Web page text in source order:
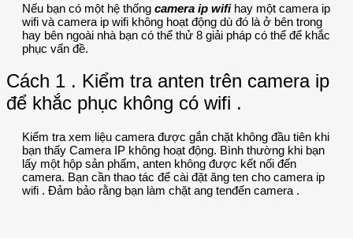
Nếu bạn có một hệ thống camera ip wifihay một camera ip
wifi và camera ip wifi không hoạt động dù đó là ở bên trong
hay bên ngoài nhà bạn có thể thử 8 giải pháp có thể để khắc
phục vấn đề.
Cách 1 . Kiểm tra anten trên camera ip
để khắc phục không có wifi .
Kiểm tra xem liệu camera được gắn chặt không đầu tiên khi
bạn thấy Camera IP không hoạt động. Bình thường khi bạn
lấy một hộp sản phẩm, anten không được kết nối đến
camera. Bạn cần thao tác để cài đặt ăng ten cho camera ip
wifi . Đảm bảo rằng bạn làm chặt ang tenđến camera .